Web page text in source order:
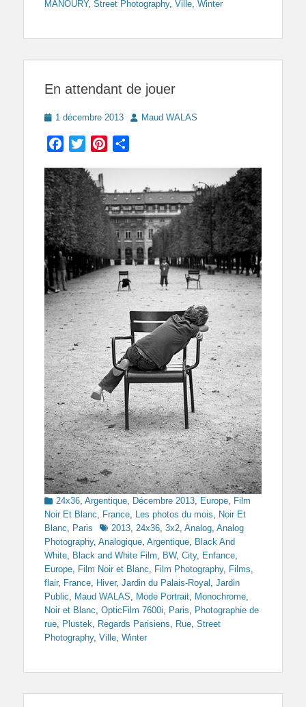
MANOURY, Street Photography, Ville, Winter
En attendant de jouer
Posted
1 décembre 2013 AuthorMaud WALAS
Facebook
TwitterPinterest
Categories
24x36, Argentique, Décembre 2013, Europe, Film
Noir Et Blanc, France, Les photos du mois, Noir Et
Blanc, Paris Tags2013, 24x36, 3x2, Analog, Analog
Photography, Analogique, Argentique, Black And
White, Black and White Film, BW, City, Enfance,
Europe, Film Noir et Blanc, Film Photography, Films,
flair, France, Hiver, Jardin du Palais-Royal , Jardin
Public, Maud WALAS, Mode Portrait, Monochrome,
Noir et Blanc, OpticFilm 7600i, Paris, Photographie de
rue, Plustek, Regards Parisiens, Rue, Street
Photography, Ville, Winter